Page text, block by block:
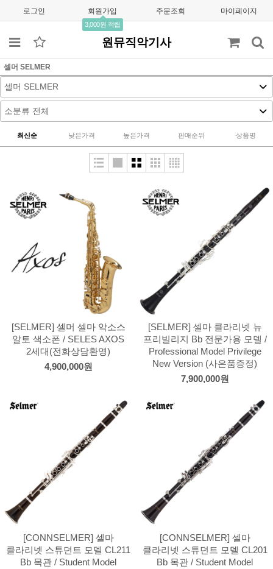
로그인 회원가입
3,000원 적립
주문조회 마이페이지
원뮤직악기사
셀머 SELMER
최신순 낮은가격 높은가격 판매순위 상품명
[SELMER] 셀머 셀마 악소스
알토 색소폰 / SELES AXOS
2세대(전화상담환영)
4,900,000원
[SELMER] 셀마 클라리넷 뉴
프리빌리지 Bb 전문가용 모델 /
Professional Model Privilege
New Version (사은품증정)
7,900,000원
[CONNSELMER] 셀마
클라리넷 스튜던트 모델 CL211
Bb 목관 / Student Model
[CONNSELMER] 셀마
클라리넷 스튜던트 모델 CL201
Bb 목관 / Student Model